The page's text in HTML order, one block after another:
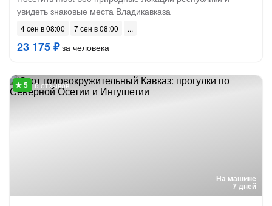
увидеть знаковые места Владикавказа
4 сен в 08:00 7 сен в 08:00
23 175 ₽за человека
На машине
7 дней
6 отзывов